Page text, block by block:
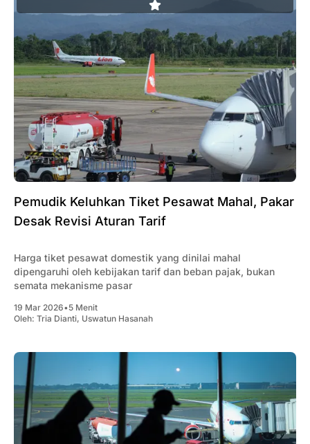
Pemudik Keluhkan Tiket Pesawat Mahal, Pakar
Desak Revisi Aturan Tarif
Harga tiket pesawat domestik yang dinilai mahal
dipengaruhi oleh kebijakan tarif dan beban pajak, bukan
semata mekanisme pasar
19 Mar 2026•5 Menit
Oleh: Tria Dianti, Uswatun Hasanah